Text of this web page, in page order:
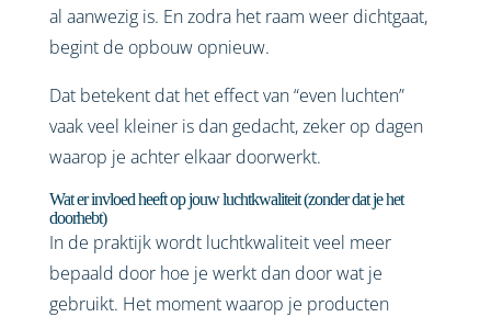
al aanwezig is. En zodra het raam weer dichtgaat,
begint de opbouw opnieuw.
Dat betekent dat het effect van “even luchten”
vaak veel kleiner is dan gedacht, zeker op dagen
waarop je achter elkaar doorwerkt.
Wat er invloed heeft op jouw luchtkwaliteit (zonder dat je het
doorhebt)
In de praktijk wordt luchtkwaliteit veel meer
bepaald door hoe je werkt dan door wat je
gebruikt. Het moment waarop je producten